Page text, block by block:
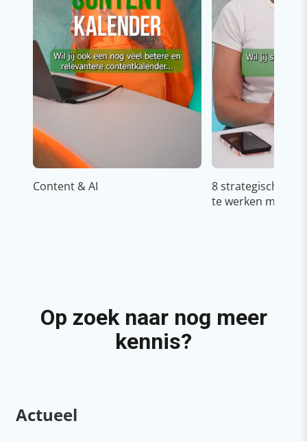
Content & AI
8 strategische
te werken met
Op zoek naar nog meer
kennis?
Actueel